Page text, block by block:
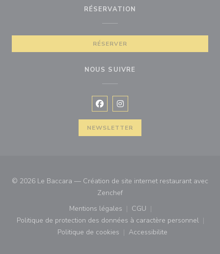
RÉSERVATION
RÉSERVER
NOUS SUIVRE
Facebook ((ouvre une nouvelle
Instagram ((ouvre une
NEWSLETTER
© 2026 Le Baccara — Création de site internet restaurant avec
Zenchef((ouvre une nouvelle fenêtre))
Mentions légales
((ouvre une nouvelle fenêtre))
CGU
((ouvre une nouvelle
Politique de protection des données à caractère personnel
((ouvre une nouvelle fenêtre))
Politique de cookies
((ouvre une nouvelle fenêtre))
Accessibilite
((ouvre une nouvelle